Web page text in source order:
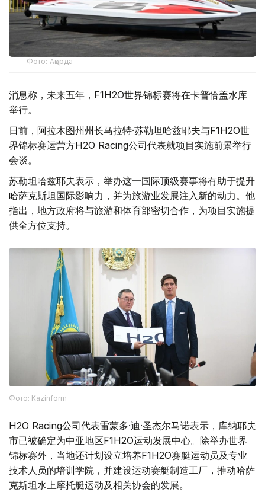
Фото: Ақорда
消息称，未来五年，F1H2O世界锦标赛将在卡普恰盖水库
举行。
日前，阿拉木图州州长马拉特·苏勒坦哈兹耶夫与F1H2O世
界锦标赛运营方H2O Racing公司代表就项目实施前景举行
会谈。
苏勒坦哈兹耶夫表示，举办这一国际顶级赛事将有助于提升
哈萨克斯坦国际影响力，并为旅游业发展注入新的动力。他
指出，地方政府将与旅游和体育部密切合作，为项目实施提
供全方位支持。
Фото: Kazinform
H2O Racing公司代表雷蒙多·迪·圣杰尔马诺表示，库纳耶夫
市已被确定为中亚地区F1H2O运动发展中心。除举办世界
锦标赛外，当地还计划设立培养F1H2O赛艇运动员及专业
技术人员的培训学院，并建设运动赛艇制造工厂，推动哈萨
克斯坦水上摩托艇运动及相关协会的发展。